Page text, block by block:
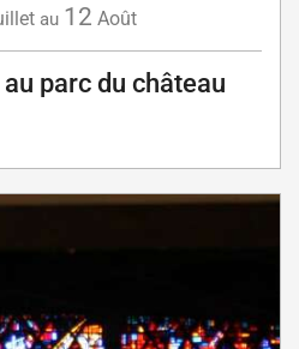
au 12 Août
parc du château